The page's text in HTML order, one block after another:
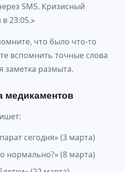
SMS. Кризисный
23:05.»
что было что-то
вспомнить точные слова
заметка размыта.
медикаментов
сегодня» (3 марта)
нормально?» (8 марта)